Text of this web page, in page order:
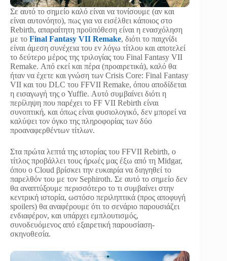
Σε αυτό το σημείο καλό είναι να τονίσουμε (αν και
είναι αυτονόητο), πως για να εισέλθει κάποιος στο
Rebirth, απαραίτητη προϋπόθεση είναι η ενασχόληση
με το Final Fantasy VII Remake, διότι το παιχνίδι
είναι άμεση συνέχεια του εν λόγω τίτλου και αποτελεί
το δεύτερο μέρος της τριλογίας του Final Fantasy VII
Remake. Από εκεί και πέρα (προαιρετικά), καλό θα
ήταν να έχετε και γνώση των Crisis Core: Final Fantasy
VII και του DLC του FFVII Remake, όπου αποδίδεται
η εισαγωγή της ο Yuffie. Αυτό συμβαίνει διότι η
περίληψη που παρέχει το FF VII Rebirth είναι
συνοπτική, και όπως είναι φυσιολογικό, δεν μπορεί να
καλύψει τον όγκο της πληροφορίας των δύο
προαναφερθέντων τίτλων.
Στα πρώτα λεπτά της ιστορίας του FFVII Rebirth, ο
τίτλος προβάλλει τους ήρωές μας έξω από τη Midgar,
όπου ο Cloud βρίσκει την ευκαιρία να διηγηθεί το
παρελθόν του με τον Sephiroth. Σε αυτό το σημείο δεν
θα αναπτύξουμε περισσότερο το τι συμβαίνει στην
κεντρική ιστορία, ωστόσο περιληπτικά (προς αποφυγή
spoilers) θα αναφέρουμε ότι το σενάριο παρουσιάζει
ενδιαφέρον, και υπάρχει εμπλουτισμός,
συνοδευόμενος από εξαιρετική παρουσίαση-
σκηνοθεσία.